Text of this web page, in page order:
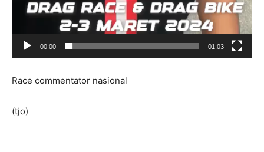
00:00 01:03
Race commentator nasional
(tjo)